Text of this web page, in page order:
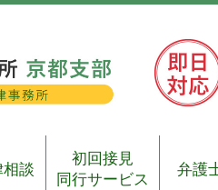
談
初回接見
同行サービス
弁護